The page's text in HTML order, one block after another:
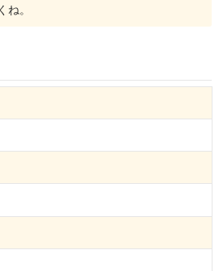
ね。